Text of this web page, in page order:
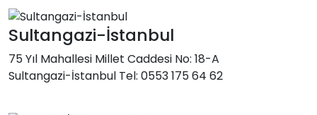
Sultangazi-İstanbul
75 Yıl Mahallesi Millet Caddesi No: 18-A
Sultangazi-İstanbul Tel: 0553 175 64 62